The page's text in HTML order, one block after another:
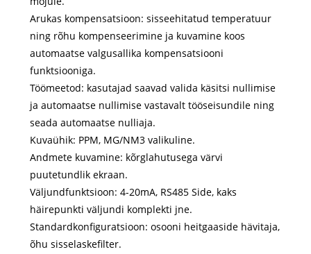
Arukas kompensatsioon: sisseehitatud temperatuur
ning rõhu kompenseerimine ja kuvamine koos
automaatse valgusallika kompensatsiooni
funktsiooniga.
Töömeetod: kasutajad saavad valida käsitsi nullimise
ja automaatse nullimise vastavalt tööseisundile ning
seada automaatse nulliaja.
Kuvaühik: PPM, MG/NM3 valikuline.
Andmete kuvamine: kõrglahutusega värvi
puutetundlik ekraan.
Väljundfunktsioon: 4-20mA, RS485 Side, kaks
häirepunkti väljundi komplekti jne.
Standardkonfiguratsioon: osooni heitgaaside hävitaja,
õhu sisselaskefilter.